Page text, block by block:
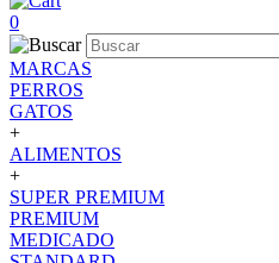
0
MARCAS
PERROS
GATOS
+
ALIMENTOS
+
SUPER PREMIUM
PREMIUM
MEDICADO